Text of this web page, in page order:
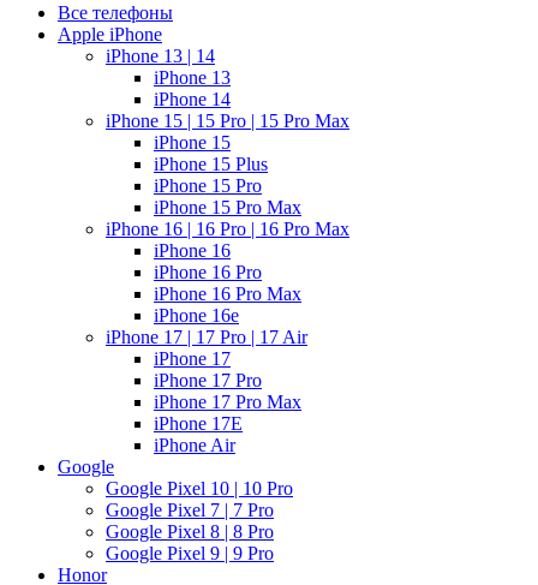
Все телефоны
Apple iPhone
iPhone 13 | 14
iPhone 13
iPhone 14
iPhone 15 | 15 Pro | 15 Pro Max
iPhone 15
iPhone 15 Plus
iPhone 15 Pro
iPhone 15 Pro Max
iPhone 16 | 16 Pro | 16 Pro Max
iPhone 16
iPhone 16 Pro
iPhone 16 Pro Max
iPhone 16e
iPhone 17 | 17 Pro | 17 Air
iPhone 17
iPhone 17 Pro
iPhone 17 Pro Max
iPhone 17E
iPhone Air
Google
Google Pixel 10 | 10 Pro
Google Pixel 7 | 7 Pro
Google Pixel 8 | 8 Pro
Google Pixel 9 | 9 Pro
Honor